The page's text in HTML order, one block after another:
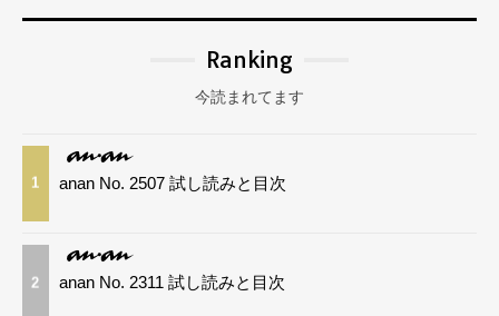
Ranking
今読まれてます
1 anan No. 2507 試し読みと目次
2 anan No. 2311 試し読みと目次